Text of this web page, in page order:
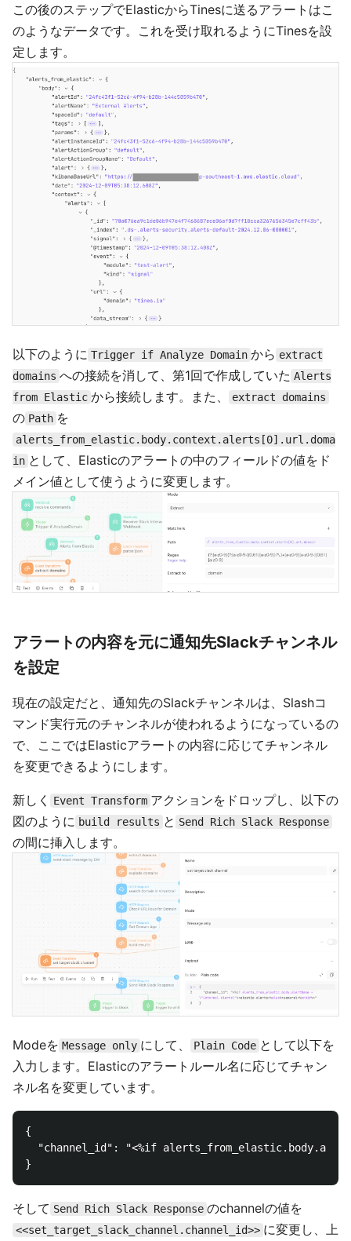
この後のステップでElasticからTinesに送るアラートはこ
のようなデータです。これを受け取れるようにTinesを設
定します。
以下のように Trigger if Analyze Domain から extract
domains への接続を消して、第1回で作成していた Alerts
from Elastic から接続します。また、 extract domains
の Path を
alerts_from_elastic.body.context.alerts[0].url.doma
in として、Elasticのアラートの中のフィールドの値をド
メイン値として使うように変更します。
アラートの内容を元に通知先Slackチャンネル
を設定
現在の設定だと、通知先のSlackチャンネルは、Slashコ
マンド実行元のチャンネルが使われるようになっているの
で、ここではElasticアラートの内容に応じてチャンネル
を変更できるようにします。
新しく Event Transform アクションをドロップし、以下の
図のように build results と Send Rich Slack Response
の間に挿入します。
Modeを Message only にして、 Plain Code として以下を
入力します。Elasticのアラートルール名に応じてチャン
ネル名を変更しています。
{
"channel_id": "<%if
そして Send Rich Slack Response のchannelの値を
<<set_target_slack_channel.channel_id>> に変更し、上